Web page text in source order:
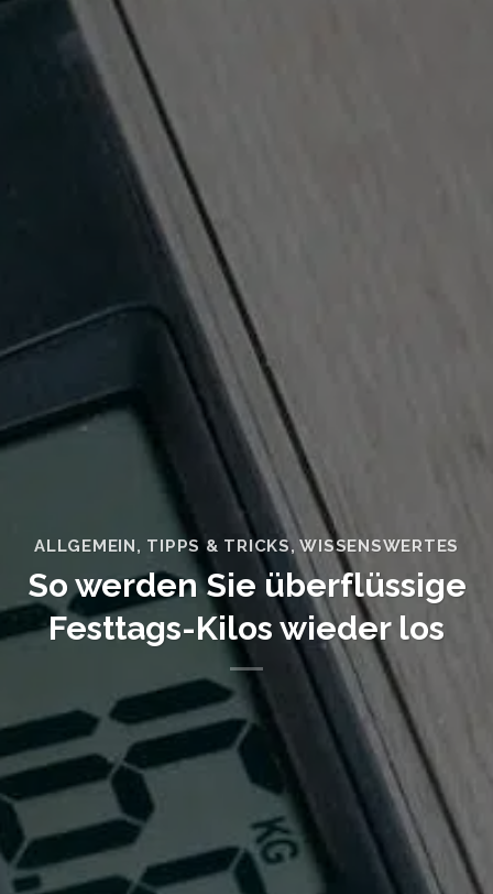
ALLGEMEIN, TIPPS & TRICKS,WISSENSWERTES
So werden Sie überflüssige
Festtags-Kilos wieder los